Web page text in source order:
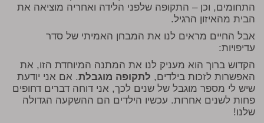
התחומים, וכן – התקופה שלפני הלידה ואחריה מוציאה את
הבית מהאיזון הרגיל.
אבל החיים מראים לנו את המבחן האמיתי של סדר
עדיפויות:
הקדוש ברוך הוא מעניק לנו את המתנה המיוחדת הזו, את
האפשרות לזכות בילדים, לתקופה מוגבלת. אם אני יודעת
שיש לי מספר מוגבל של שנים לכך, אני דוחה דברים דחופים
פחות לשנים אחרות. עכשיו הילדים הם ההשקעה הגדולה
שלנו!